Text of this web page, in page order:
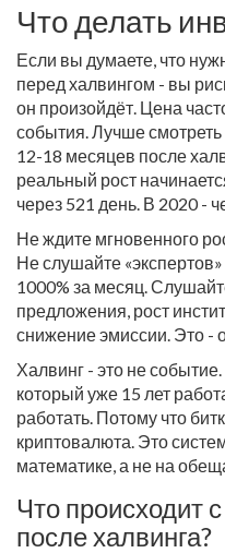
Что делать
Если вы думаете, что
перед халвингом - вы
он произойдёт. Цена
события. Лучше
12-18 месяцев после
реальный рост
через 521 день. В 2020 -
Не ждите мгновенного
Не слушайте
1000% за месяц.
предложения, рост
снижение эмиссии. Это -
Халвинг - это не
который уже 15 лет
работать. Потому что
криптовалюта. Это
математике, а не на
Что происходит
после халвинга?